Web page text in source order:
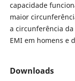
capacidade
maior
a circunferência
EMI em homens e
Downloads